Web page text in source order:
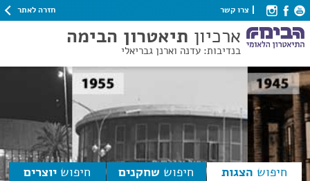
צרו קשר חזרה לאתר
ארכיון תיאטרון הבימה
בנדיבות: עדנה וארנן גבריאלי
חיפוש הצגות חיפוש שחקנים חיפוש יוצרים